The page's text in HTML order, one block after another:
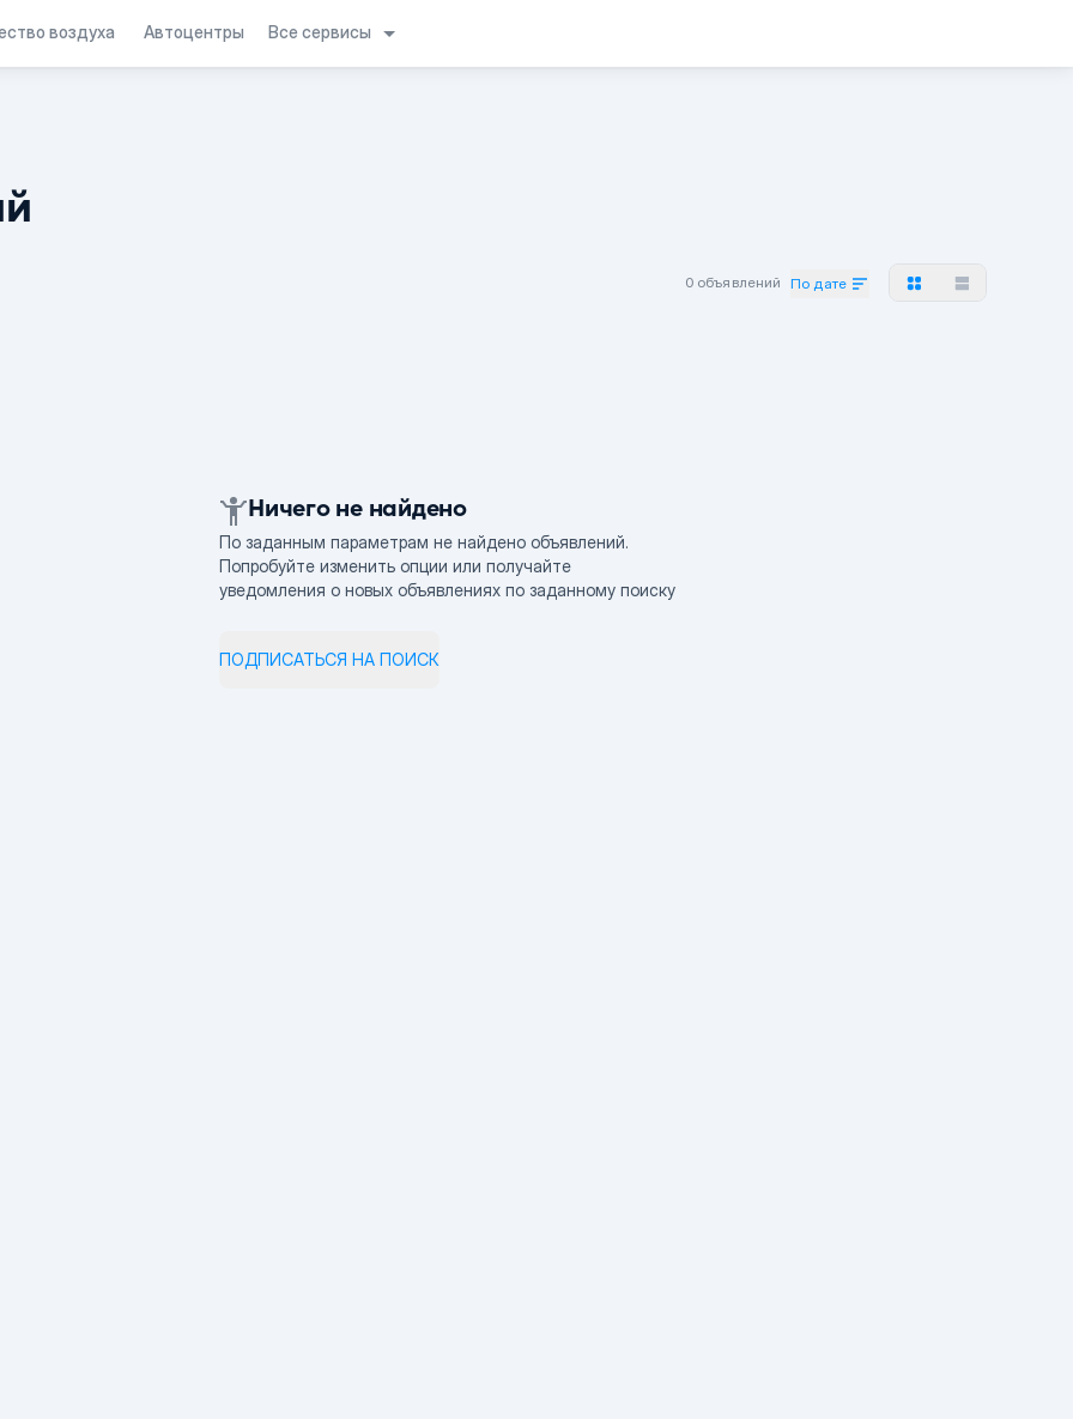
воздуха Автоцентры Все сервисы
0 объявлений По дате
Ничего не найдено
По заданным параметрам не найдено объявлений.
Попробуйте изменить опции или получайте
уведомления о новых объявлениях по заданному поиску
ПОДПИСАТЬСЯ НА ПОИСК